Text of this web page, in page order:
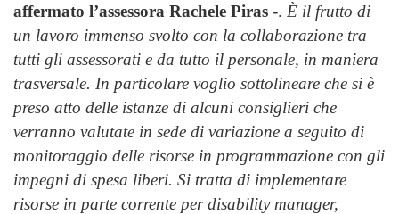
affermato l’assessora Rachele Piras -. È il frutto di
un lavoro immenso svolto con la collaborazione tra
tutti gli assessorati e da tutto il personale, in maniera
trasversale. In particolare voglio sottolineare che si è
preso atto delle istanze di alcuni consiglieri che
verranno valutate in sede di variazione a seguito di
monitoraggio delle risorse in programmazione con gli
impegni di spesa liberi. Si tratta di implementare
risorse in parte corrente per disability manager,